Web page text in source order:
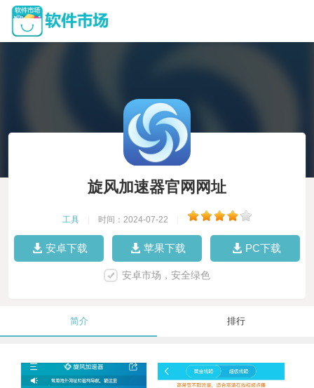
旋风加速器官网网址
工具 时间：2024-07-22
安卓下载 苹果下载 PC下载
安卓市场，安全绿色
简介 排行